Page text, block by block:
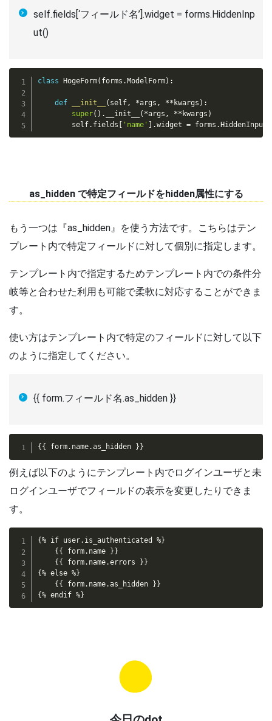
self.fields[‘フィールド名’].widget = forms.HiddenInp
ut()
class HogeForm( forms . ModelForm) :
def __init__ ( self, *args , ** kwargs ) :
super( ) . __init__ ( *args , ** kwargs )
        self
. fields 'name' .widget = forms . HiddenInput
as_hidden で特定フィールドをhidden属性にする
もう一つは『as_hidden』を使う方法です。こちらはテン
プレート内で特定フィールドに対して個別に指定します。
テンプレート内で指定するためテンプレート内での条件分
岐等と合わせた利用も可能で柔軟に対応することができま
す。
使い方はテンプレート内で特定のフィールドに対して以下
のように指定してください。
{{ form.フィールド名.as_hidden }}
{{ form.name.as_hidden }}
例えば以下のようにテンプレート内でログインユーザと未
ログインユーザでフィールドの表示を変更したりできま
す。
{% if user.is_authenticated %}
{% else %}
{% endif %}